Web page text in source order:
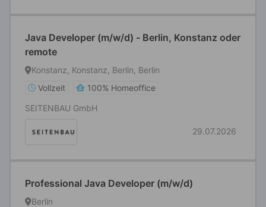
Java Developer (m/w/d) - Berlin, Konstanz oder
remote
Konstanz, Konstanz, Berlin, Berlin
Vollzeit
100% Homeoffice
SEITENBAU GmbH
29.07.2026
Professional Java Developer (m/w/d)
Berlin